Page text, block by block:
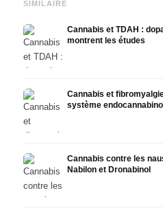
SIMILAIRE
Cannabis et TDAH :
montrent les études
Cannabis et
système
Cannabis contre les
Nabilon et Dronabinol